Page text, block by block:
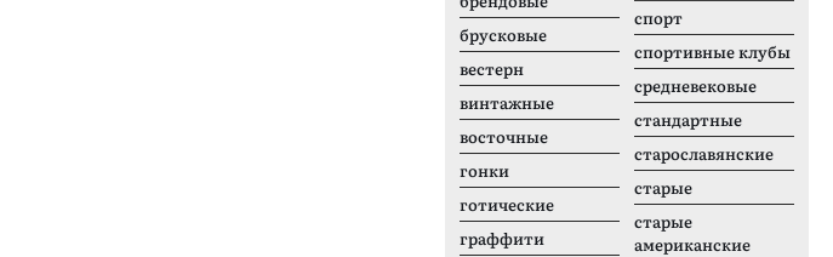
брусковые
вестерн
винтажные
восточные
гонки
готические
граффити
спорт
спортивные клубы
средневековые
стандартные
старославянские
старые
старые
американские